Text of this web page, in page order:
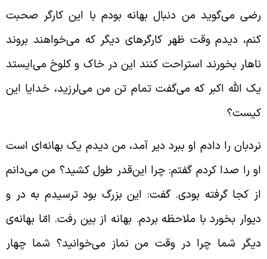
می‌گوید من دنبال بهانه بودم با این کارگر صحبت
دیدم وقت ظهر کارگرهای دیگر که می‌خواهند بروند
بخورند استراحت کنند این در خاک و کلوخ می‌ایستد
الله اکبر که می‌گفت تمام تن من می‌لرزید، خدایا این
را دادم او ببرد دیر آمد، من دیدم یک بهانه‌ای است
را صدا کردم گفتم: چرا این‌قدر طول کشید؟ من می‌دانم
کجا گرفته بودی. گفت: این بزرگ بود ترسیدم به در و
بخورد با ملاحظه بردم. بهانه از بین رفت. امّا بهانه‌ی
شما چرا در وقت من نماز می‌خوانید؟ شما چهار